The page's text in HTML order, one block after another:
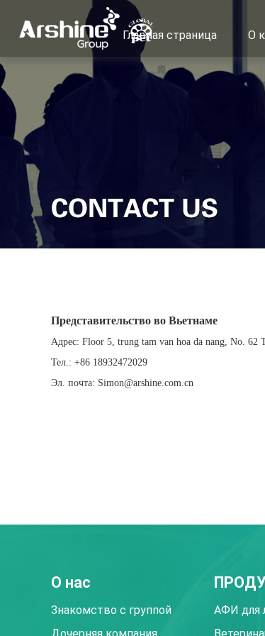
Главная страница О
Представительство во Вьетнаме
Адрес: Floor 5, trung tam van hoa da nang, No.
Тел.: +86 18932472029
Эл. почта: Simon@arshine.com.cn
О нас
Знакомство с группой
АФИ для